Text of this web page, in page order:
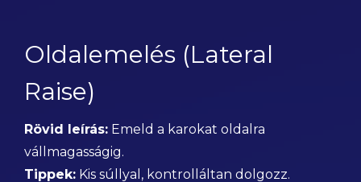
Oldalemelés (Lateral
Raise)
Rövid leírás: Emeld a karokat oldalra
vállmagasságig.
Tippek: Kis súllyal, kontrolláltan dolgozz.